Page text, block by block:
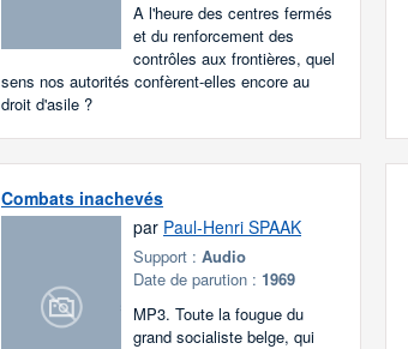
A l'heure des centres fermés
et du renforcement des
contrôles aux frontières, quel
sens nos autorités confèrent-elles encore au
droit d'asile ?
Combats inachevés
par Paul-Henri SPAAK
Support :Audio
Date de parution : 1969
MP3. Toute la fougue du
grand socialiste belge, qui